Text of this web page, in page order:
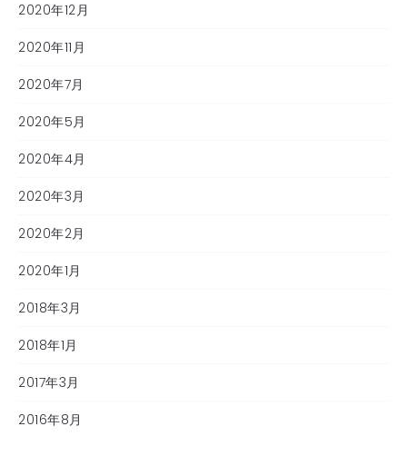
2020年12月
2020年11月
2020年7月
2020年5月
2020年4月
2020年3月
2020年2月
2020年1月
2018年3月
2018年1月
2017年3月
2016年8月